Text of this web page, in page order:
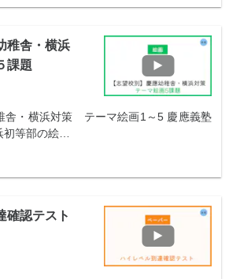
稚舎・横浜
課題
舎・横浜対策 テーマ絵画1～5 慶應義塾
等部の絵…
確認テスト